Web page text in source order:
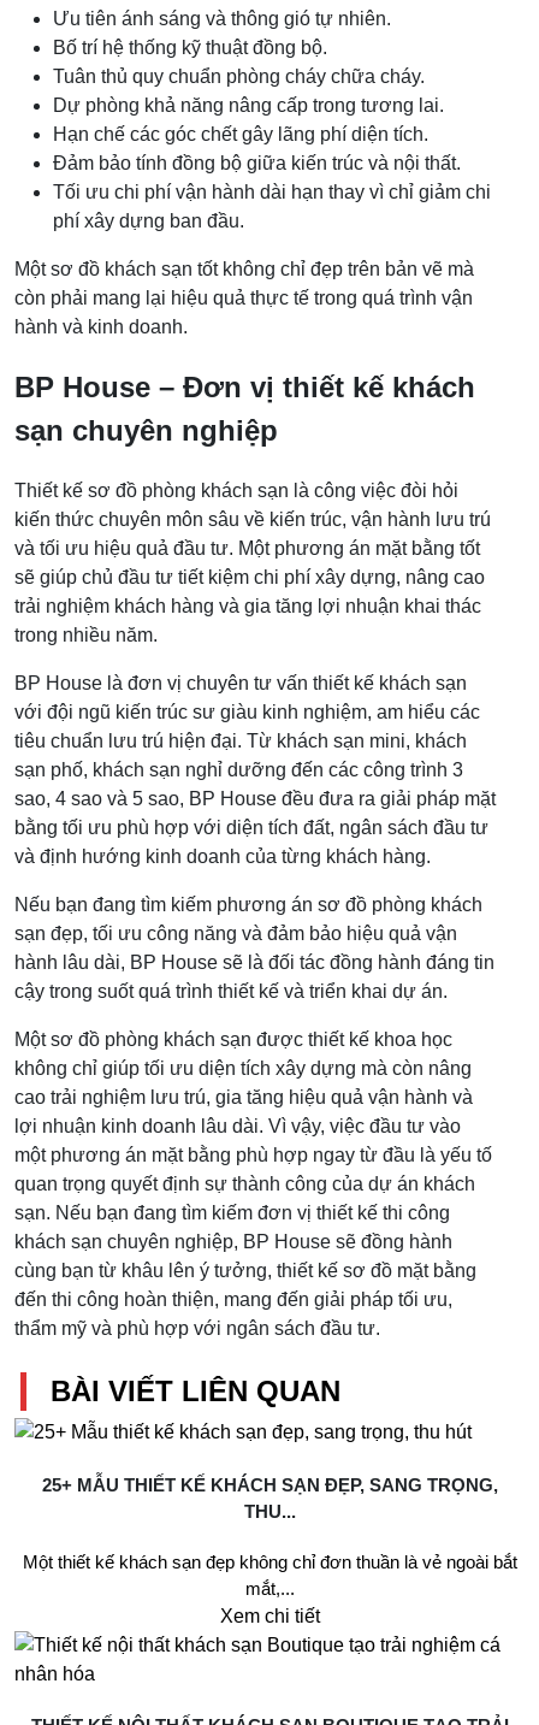
Ưu tiên ánh sáng và thông gió tự nhiên.
Bố trí hệ thống kỹ thuật đồng bộ.
Tuân thủ quy chuẩn phòng cháy chữa cháy.
Dự phòng khả năng nâng cấp trong tương lai.
Hạn chế các góc chết gây lãng phí diện tích.
Đảm bảo tính đồng bộ giữa kiến trúc và nội thất.
Tối ưu chi phí vận hành dài hạn thay vì chỉ giảm chi
phí xây dựng ban đầu.
Một sơ đồ khách sạn tốt không chỉ đẹp trên bản vẽ mà
còn phải mang lại hiệu quả thực tế trong quá trình vận
hành và kinh doanh.
BP House – Đơn vị thiết kế khách
sạn chuyên nghiệp
Thiết kế sơ đồ phòng khách sạn là công việc đòi hỏi
kiến thức chuyên môn sâu về kiến trúc, vận hành lưu trú
và tối ưu hiệu quả đầu tư. Một phương án mặt bằng tốt
sẽ giúp chủ đầu tư tiết kiệm chi phí xây dựng, nâng cao
trải nghiệm khách hàng và gia tăng lợi nhuận khai thác
trong nhiều năm.
BP House là đơn vị chuyên tư vấn thiết kế khách sạn
với đội ngũ kiến trúc sư giàu kinh nghiệm, am hiểu các
tiêu chuẩn lưu trú hiện đại. Từ khách sạn mini, khách
sạn phố, khách sạn nghỉ dưỡng đến các công trình 3
sao, 4 sao và 5 sao, BP House đều đưa ra giải pháp mặt
bằng tối ưu phù hợp với diện tích đất, ngân sách đầu tư
và định hướng kinh doanh của từng khách hàng.
Nếu bạn đang tìm kiếm phương án sơ đồ phòng khách
sạn đẹp, tối ưu công năng và đảm bảo hiệu quả vận
hành lâu dài, BP House sẽ là đối tác đồng hành đáng tin
cậy trong suốt quá trình thiết kế và triển khai dự án.
Một sơ đồ phòng khách sạn được thiết kế khoa học
không chỉ giúp tối ưu diện tích xây dựng mà còn nâng
cao trải nghiệm lưu trú, gia tăng hiệu quả vận hành và
lợi nhuận kinh doanh lâu dài. Vì vậy, việc đầu tư vào
một phương án mặt bằng phù hợp ngay từ đầu là yếu tố
quan trọng quyết định sự thành công của dự án khách
sạn. Nếu bạn đang tìm kiếm đơn vị thiết kế thi công
khách sạn chuyên nghiệp, BP House sẽ đồng hành
cùng bạn từ khâu lên ý tưởng, thiết kế sơ đồ mặt bằng
đến thi công hoàn thiện, mang đến giải pháp tối ưu,
thẩm mỹ và phù hợp với ngân sách đầu tư.
BÀI VIẾT LIÊN QUAN
25+ MẪU THIẾT KẾ KHÁCH SẠN ĐẸP, SANG TRỌNG,
THU...
Một thiết kế khách sạn đẹp không chỉ đơn thuần là vẻ ngoài bắt
mắt,...
Xem chi tiết